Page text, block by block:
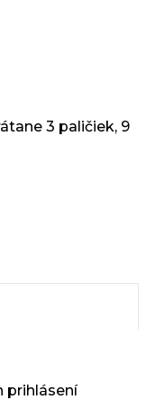
3 paličiek, 9
prihlásení